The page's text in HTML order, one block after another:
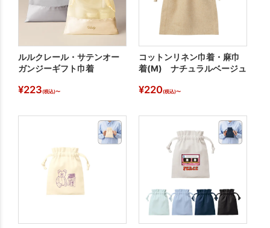
ルルクレール・サテンオー
ガンジーギフト巾着
¥223(税込)〜
コットンリネン巾着・麻巾
着(M) ナチュラルベージュ
¥220(税込)〜